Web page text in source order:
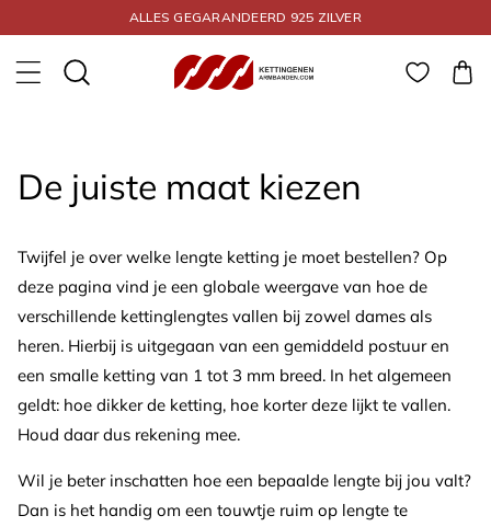
content
ALLES GEGARANDEERD 925 ZILVER
De juiste maat kiezen
Twijfel je over welke lengte ketting je moet bestellen? Op
deze pagina vind je een globale weergave van hoe de
verschillende kettinglengtes vallen bij zowel dames als
heren. Hierbij is uitgegaan van een gemiddeld postuur en
een smalle ketting van 1 tot 3 mm breed. In het algemeen
geldt: hoe dikker de ketting, hoe korter deze lijkt te vallen.
Houd daar dus rekening mee.
Wil je beter inschatten hoe een bepaalde lengte bij jou valt?
Dan is het handig om een touwtje ruim op lengte te